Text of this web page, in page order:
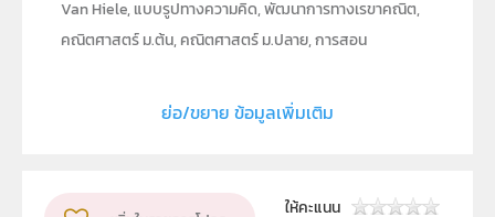
Van Hiele, แบบรูปทางความคิด, พัฒนาการทางเรขาคณิต,
คณิตศาสตร์ ม.ต้น, คณิตศาสตร์ ม.ปลาย, การสอน
เรขาคณิตเพื่อการเรียนรู้, การใช้ภาพในเรขาคณิต
ย่อ/ขยาย ข้อมูลเพิ่มเติม
ให้คะแนน